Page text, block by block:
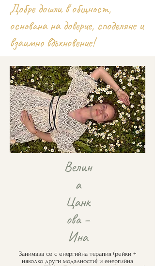
Добре дошли в общност,
основана на доверие, споделяне и
взаимно вдъхновение!
Велин
а
Цанк
ова –
Ина
Занимава се с енергийна терапия (рейки +
няколко други модалности) и енергийна